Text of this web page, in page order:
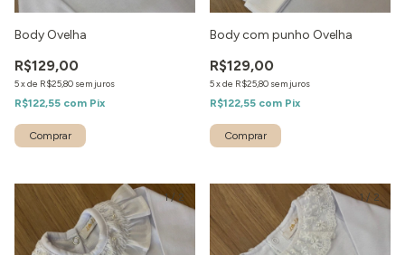
Body Ovelha
R$129,00
5xde R$25,80 sem juros
R$122,55 com Pix
Body com punho Ovelha
R$129,00
5xde R$25,80 sem juros
R$122,55 com Pix
1/ 2 1 / 2